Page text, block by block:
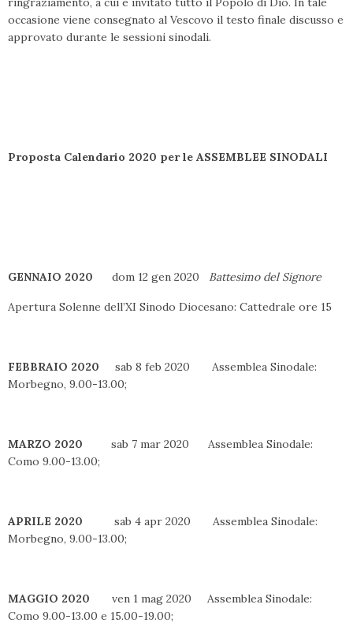
occasione viene consegnato al Vescovo il testo finale discusso e
approvato durante le sessioni sinodali.
Proposta Calendario 2020 per le ASSEMBLEE SINODALI
GENNAIO 2020 dom 12 gen 2020 Battesimo del Signore
Apertura Solenne dell’XI Sinodo Diocesano: Cattedrale ore 15
FEBBRAIO 2020 sab 8 feb 2020 Assemblea Sinodale:
Morbegno, 9.00-13.00;
MARZO 2020 sab 7 mar 2020 Assemblea Sinodale:
Como 9.00-13.00;
APRILE 2020 sab 4 apr 2020
Assemblea Sinodale:
Morbegno, 9.00-13.00;
MAGGIO 2020 ven 1 mag 2020 Assemblea Sinodale:
Como 9.00-13.00 e 15.00-19.00;